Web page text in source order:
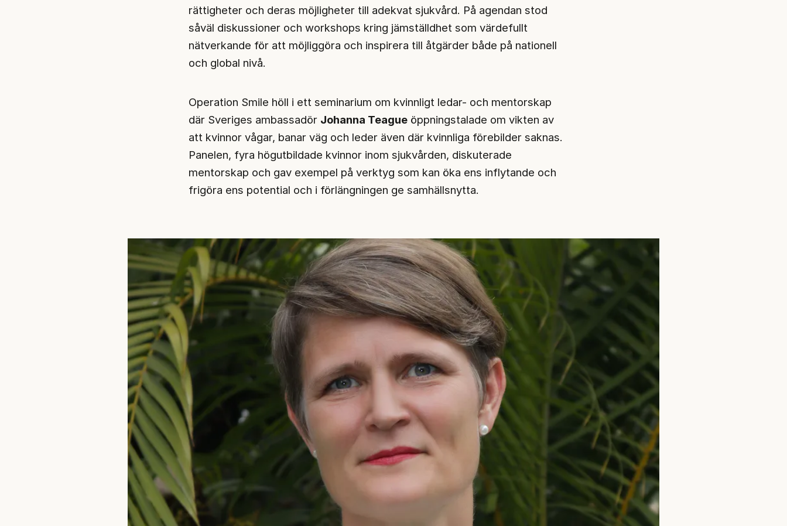
rättigheter och deras möjligheter till adekvat sjukvård. På agendan stod
såväl diskussioner och workshops kring jämställdhet som värdefullt
nätverkande för att möjliggöra och inspirera till åtgärder både på nationell
och global nivå.
Operation Smile höll i ett seminarium om kvinnligt ledar- och mentorskap
där Sveriges ambassadör Johanna Teagueöppningstalade om vikten av
att kvinnor vågar, banar väg och leder även där kvinnliga förebilder saknas.
Panelen, fyra högutbildade kvinnor inom sjukvården, diskuterade
mentorskap och gav exempel på verktyg som kan öka ens inflytande och
frigöra ens potential och i förlängningen ge samhällsnytta.